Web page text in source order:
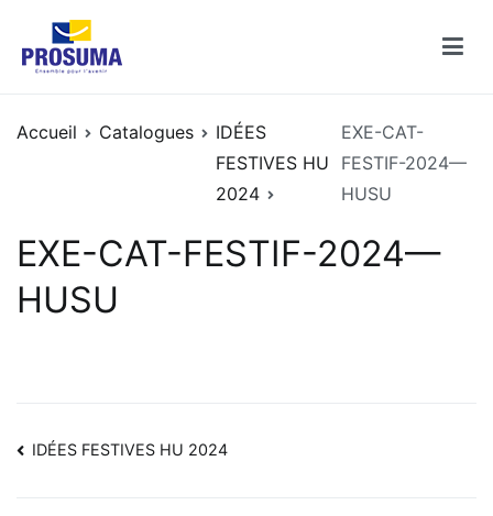
contenu
Accueil Catalogues
IDÉES
FESTIVES HU
2024
EXE-CAT-
FESTIF-2024—
HUSU
EXE-CAT-FESTIF-2024—
HUSU
Navigation
IDÉES FESTIVES HU 2024